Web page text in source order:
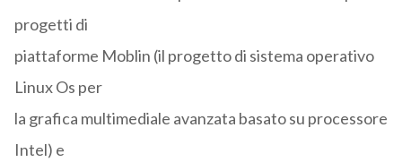
progetti di
piattaforme Moblin (il progetto di sistema operativo
Linux Os per
la grafica multimediale avanzata basato su processore
Intel) e